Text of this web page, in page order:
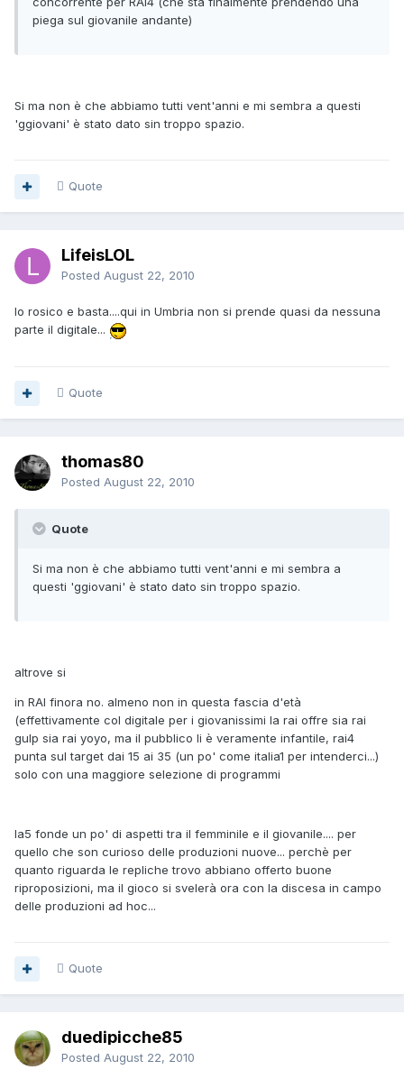
piega sul giovanile andante)
Si ma non è che abbiamo tutti vent'anni e mi sembra a questi
'ggiovani' è stato dato sin troppo spazio.
Quote
LifeisLOL
Posted August 22, 2010
Io rosico e basta....qui in Umbria non si prende quasi da nessuna
parte il digitale...
Quote
thomas80
Posted August 22, 2010
Quote
Si ma non è che abbiamo tutti vent'anni e mi sembra a
questi 'ggiovani' è stato dato sin troppo spazio.
altrove si
in RAI finora no. almeno non in questa fascia d'età
(effettivamente col digitale per i giovanissimi la rai offre sia rai
gulp sia rai yoyo, ma il pubblico li è veramente infantile, rai4
punta sul target dai 15 ai 35 (un po' come italia1 per intenderci...)
solo con una maggiore selezione di programmi
la5 fonde un po' di aspetti tra il femminile e il giovanile.... per
quello che son curioso delle produzioni nuove... perchè per
quanto riguarda le repliche trovo abbiano offerto buone
riproposizioni, ma il gioco si svelerà ora con la discesa in campo
delle produzioni ad hoc...
Quote
duedipicche85
Posted August 22, 2010